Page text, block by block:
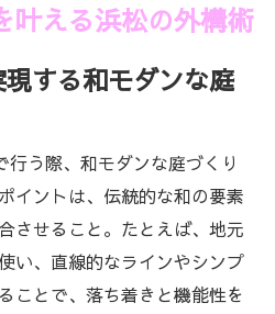
スパ抜群な庭づくり
費用対効果を考えたDIY術
叶える浜松の外構術
する和モダンな庭
う際、和モダンな庭づくり
イントは、伝統的な和の要素
させること。たとえば、地元
い、直線的なラインやシンプ
ことで、落ち着きと機能性を